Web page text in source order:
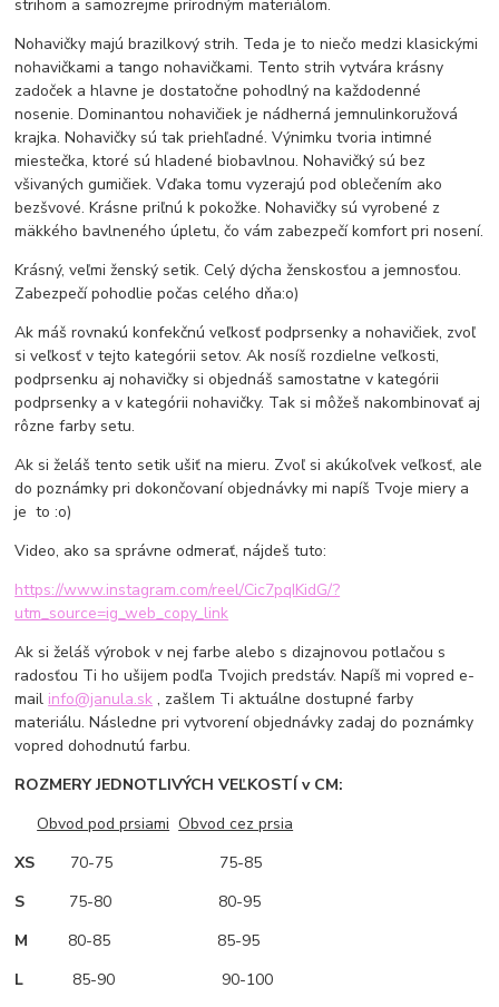
strihom a samozrejme prírodným materiálom.
Nohavičky majú brazilkový strih. Teda je to niečo medzi klasickými
nohavičkami a tango nohavičkami. Tento strih vytvára krásny
zadoček a hlavne je dostatočne pohodlný na každodenné
nosenie. Dominantou nohavičiek je nádherná jemnulinkoružová
krajka. Nohavičky sú tak priehľadné. Výnimku tvoria intimné
miestečka, ktoré sú hladené biobavlnou. Nohavičký sú bez
všivaných gumičiek. Vďaka tomu vyzerajú pod oblečením ako
bezšvové. Krásne priľnú k pokožke. Nohavičky sú vyrobené z
mäkkého bavlneného úpletu, čo vám zabezpečí komfort pri nosení.
Krásný, veľmi ženský setik. Celý dýcha ženskosťou a jemnosťou.
Zabezpečí pohodlie počas celého dňa:o)
Ak máš rovnakú konfekčnú veľkosť podprsenky a nohavičiek, zvoľ
si veľkosť v tejto kategórii setov. Ak nosíš rozdielne veľkosti,
podprsenku aj nohavičky si objednáš samostatne v kategórii
podprsenky a v kategórii nohavičky. Tak si môžeš nakombinovať aj
rôzne farby setu.
Ak si želáš tento setik ušiť na mieru. Zvoľ si akúkoľvek veľkosť, ale
do poznámky pri dokončovaní objednávky mi napíš Tvoje miery a
je to :o)
Video, ako sa správne odmerať, nájdeš tuto:
https://www.instagram.com/reel/Cic7pqIKidG/?
utm_source=ig_web_copy_link
Ak si želáš výrobok v nej farbe alebo s dizajnovou potlačou s
radosťou Ti ho ušijem podľa Tvojich predstáv. Napíš mi vopred e-
mail info@janula.sk , zašlem Ti aktuálne dostupné farby
materiálu. Následne pri vytvorení objednávky zadaj do poznámky
vopred dohodnutú farbu.
ROZMERY JEDNOTLIVÝCH VEĽKOSTÍ v CM:
Obvod pod prsiami Obvod cez prsia
XS 70-75 75-85
S 75-80 80-95
M 80-85 85-95
L 85-90 90-100